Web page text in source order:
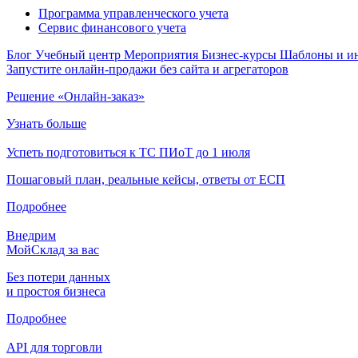
Программа управленческого учета
Сервис финансового учета
Блог Учебный центр Мероприятия Бизнес-курсы Шаблоны и
Запустите онлайн-продажи без сайта и агрегаторов
Решение «Онлайн-заказ»
Узнать больше
Успеть подготовиться к ТС ПИоТ до 1 июля
Пошаговый план, реальные кейсы, ответы от ЕСП
Подробнее
Внедрим
МойСклад за вас
Без потери данных
и простоя бизнеса
Подробнее
API для торговли